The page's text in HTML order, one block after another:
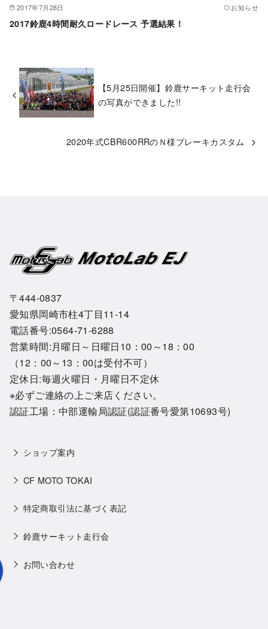
2017年7月28日 お知らせ
2017鈴鹿4時間耐久ロードレース 予選結果！
【5月25日開催】鈴鹿サーキット走行会
の写真ができました!!
2020年式CBR600RRのＮ様ブレーキカスタム
〒444-0837
愛知県岡崎市柱4丁目11-14
電話番号:0564-71-6288
営業時間:月曜日～日曜日10：00～18：00
（12：00～13：00は受付不可）
定休日:毎週火曜日・月曜日不定休
※必ずご連絡の上ご来店ください。
認証工場：中部運輸局認証(認証番号愛第10693号)
ショップ案内
CF MOTO TOKAI
特定商取引法に基づく表記
鈴鹿サーキット走行会
お問い合わせ